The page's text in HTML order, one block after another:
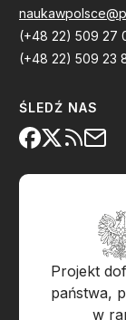
(+48 22) 509 27
(+48 22) 509 23
ŚLEDŹ NAS
Projekt
państwa,
w